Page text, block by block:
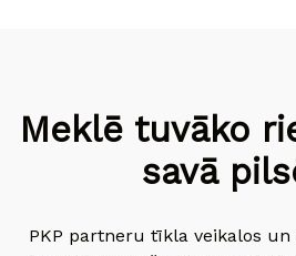
Meklē tuvāko
savā
PKP partneru tīkla veikalos un